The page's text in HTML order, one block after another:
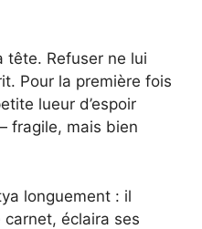
tête. Refuser ne lui
Pour la première fois
lueur d’espoir
fragile, mais bien
longuement : il
éclaira ses